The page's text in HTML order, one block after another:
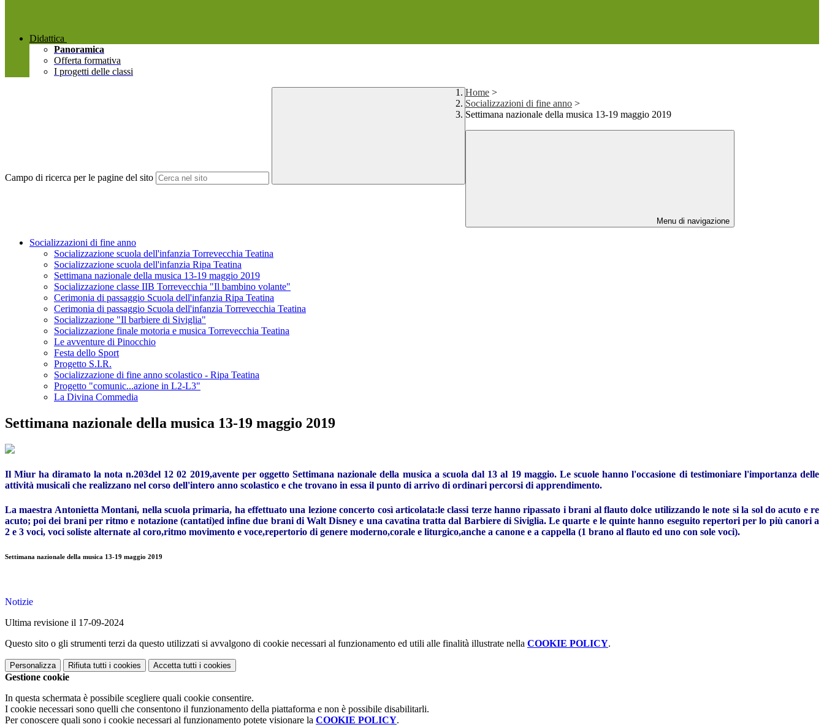
Didattica
Panoramica
Offerta formativa
I progetti delle classi
Campo di ricerca per le pagine del sito
Home >
Socializzazioni di fine anno >
Settimana nazionale della musica 13-19 maggio 2019
Menu di navigazione
Socializzazioni di fine anno
Socializzazione scuola dell'infanzia Torrevecchia Teatina
Socializzazione scuola dell'infanzia Ripa Teatina
Settimana nazionale della musica 13-19 maggio 2019
Socializzazione classe IIB Torrevecchia "Il bambino volante"
Cerimonia di passaggio Scuola dell'infanzia Ripa Teatina
Cerimonia di passaggio Scuola dell'infanzia Torrevecchia Teatina
Socializzazione "Il barbiere di Siviglia"
Socializzazione finale motoria e musica Torrevecchia Teatina
Le avventure di Pinocchio
Festa dello Sport
Progetto S.I.R.
Socializzazione di fine anno scolastico - Ripa Teatina
Progetto "comunic...azione in L2-L3"
La Divina Commedia
Settimana nazionale della musica 13-19 maggio 2019
Il Miur ha diramato la nota n.203del 12 02 2019,avente per oggetto Settimana nazionale della musica a scuola dal 13 al 19 maggio. Le scuole hanno l'occasione di testimoniare l'importanza delle
attività musicali che realizzano nel corso dell'intero anno scolastico e che trovano in essa il punto di arrivo di ordinari percorsi di apprendimento.
La maestra Antonietta Montani, nella scuola primaria, ha effettuato una lezione concerto così articolata:le classi terze hanno ripassato i brani al flauto dolce utilizzando le note si la sol do acuto e re
acuto; poi dei brani per ritmo e notazione (cantati)ed infine due brani di Walt Disney e una cavatina tratta dal Barbiere di Siviglia. Le quarte e le quinte hanno eseguito repertori per lo più canori a
2 e 3 voci, voci soliste alternate al coro,ritmo movimento e voce,repertorio di genere moderno,corale e liturgico,anche a canone e a cappella (1 brano al flauto ed uno con sole voci).
Settimana nazionale della musica 13-19 maggio 2019
Notizie
Ultima revisione il 17-09-2024
Questo sito o gli strumenti terzi da questo utilizzati si avvalgono di cookie necessari al funzionamento ed utili alle finalità illustrate nella COOKIE POLICY.
Personalizza Rifiuta tutti i cookies Accetta tutti i cookies
Gestione cookie
In questa schermata è possibile scegliere quali cookie consentire.
I cookie necessari sono quelli che consentono il funzionamento della piattaforma e non è possibile disabilitarli.
Per conoscere quali sono i cookie necessari al funzionamento potete visionare la COOKIE POLICY.